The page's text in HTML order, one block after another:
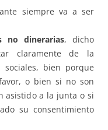
siempre va a ser
no dinerarias, dicho
claramente de la
bien porque
o bien si no son
asistido a la junta o si
su consentimiento